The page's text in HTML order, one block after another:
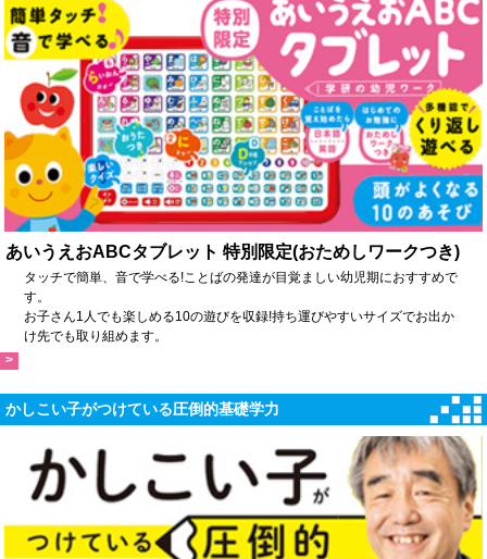
あいうえおABCタブレット 特別限定(おためしワークつき)
タッチで簡単、音で学べる!ことばの発達が目覚ましい幼児期におすすめで
す。
お子さん1人でも楽しめる10の遊びを収録!持ち運びやすいサイズでお出か
け先でも取り組めます。
>
かしこい子がつけている圧倒的基礎学力